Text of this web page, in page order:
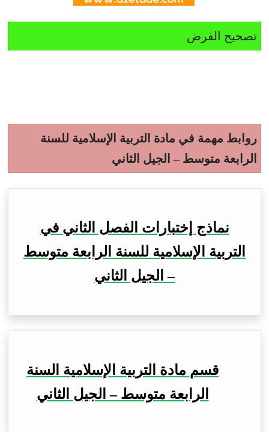
تصحيح الفرض
روابط مهمة في مادة التربية الإسلامية للسنة
الرابعة متوسط – الجيل الثاني
نماذج إختبارات الفصل الثاني في
التربية الإسلامية للسنة الرابعة متوسط
– الجيل الثاني
قسم مادة التربية الإسلامية السنة
الرابعة متوسط – الجيل الثاني